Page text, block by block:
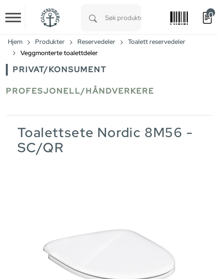
Skip to main content
0
Hjem Produkter Reservedeler
Toalett reservedeler
Veggmonterte toalettdeler
PRIVAT/KONSUMENT
PROFESJONELL/HÅNDVERKERE
Toalettsete Nordic 8M56 -
SC/QR